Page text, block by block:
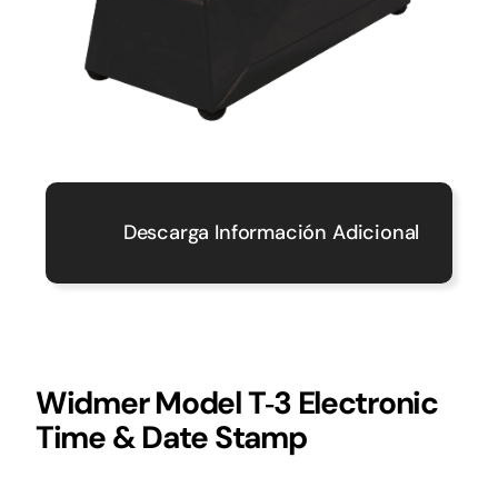
Descarga Información Adicional
Widmer Model T‑3 Electronic
Time & Date Stamp